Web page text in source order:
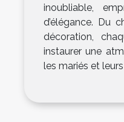
inoubliable,
d’élégance. Du
décoration,
instaurer une
les mariés et